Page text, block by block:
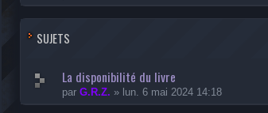
SUJETS
La disponibilité du livre
par G.R.Z. » lun. 6 mai 2024 14:18